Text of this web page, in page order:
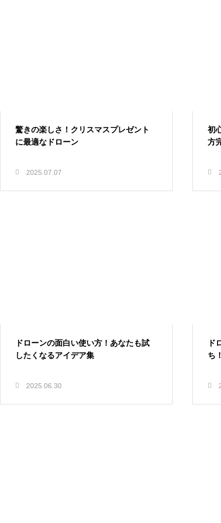
驚きの楽しさ！クリスマスプレゼント
に最適なドローン
2025.07.07
初
方
ドローンの面白い使い方！あなたも試
したくなるアイデア集
2025.06.30
ド
ち